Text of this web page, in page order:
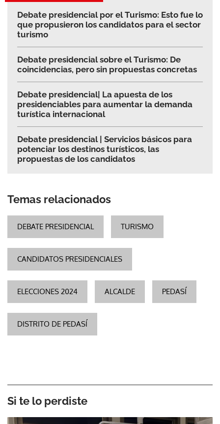
Debate presidencial por el Turismo: Esto fue lo
que propusieron los candidatos para el sector
turismo
Debate presidencial sobre el Turismo: De
coincidencias, pero sin propuestas concretas
Debate presidencial| La apuesta de los
presidenciables para aumentar la demanda
turística internacional
Debate presidencial | Servicios básicos para
potenciar los destinos turísticos, las
propuestas de los candidatos
Temas relacionados
DEBATE PRESIDENCIAL TURISMO
CANDIDATOS PRESIDENCIALES
ELECCIONES 2024 ALCALDE PEDASÍ
DISTRITO DE PEDASÍ
Si te lo perdiste